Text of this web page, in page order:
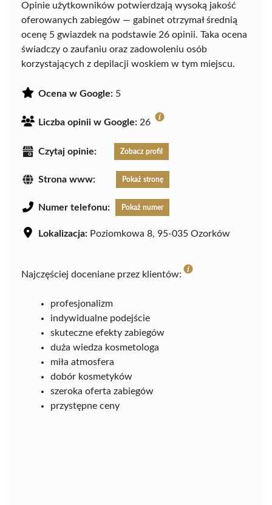
Opinie użytkowników potwierdzają wysoką jakość
oferowanych zabiegów — gabinet otrzymał średnią
ocenę 5 gwiazdek na podstawie 26 opinii. Taka ocena
świadczy o zaufaniu oraz zadowoleniu osób
korzystających z depilacji woskiem w tym miejscu.
Ocena w Google: 5
Liczba opinii w Google: 26
Czytaj opinie: Zobacz profil
Strona www: Pokaż stronę
Numer telefonu: Pokaż numer
Lokalizacja: Poziomkowa 8, 95-035 Ozorków
Najczęściej doceniane przez klientów:
profesjonalizm
indywidualne podejście
skuteczne efekty zabiegów
duża wiedza kosmetologa
miła atmosfera
dobór kosmetyków
szeroka oferta zabiegów
przystępne ceny